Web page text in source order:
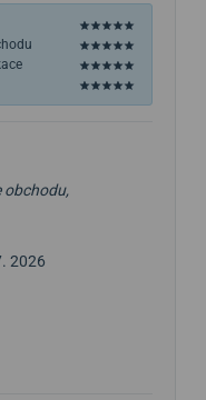
obchodu,
2026